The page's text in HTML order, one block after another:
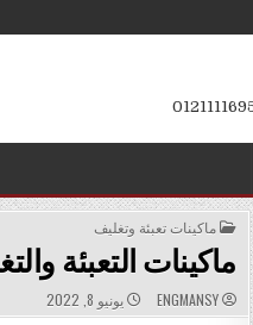
POSTED
IN
ماكينات تعبئة وتغليف
ماكينات التعبئة
AUTHOR:
ENGMANSY
PUBLISHED
DATE:
يونيو 8, 2022